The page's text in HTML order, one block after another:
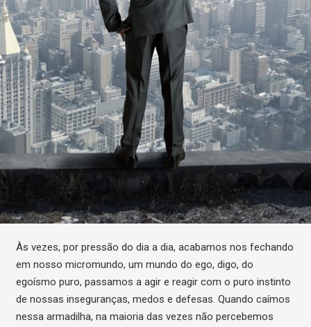
Às vezes, por pressão do dia a dia, acabamos nos fechando
em nosso micromundo, um mundo do ego, digo, do
egoísmo puro, passamos a agir e reagir com o puro instinto
de nossas inseguranças, medos e defesas. Quando caímos
nessa armadilha, na maioria das vezes não percebemos